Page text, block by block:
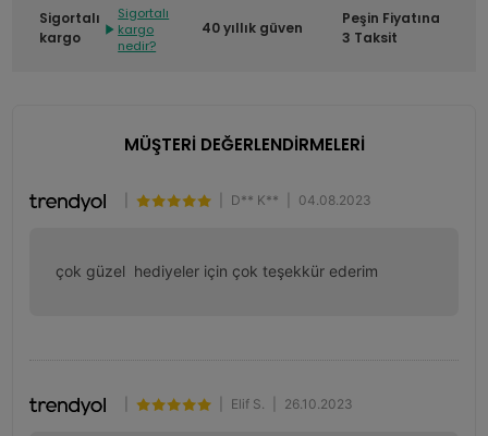
Sigortalı
kargo
Sigortalı
kargo
nedir?
40 yıllık güven
Peşin Fiyatına
3 Taksit
MÜŞTERİ DEĞERLENDİRMELERİ
D** K** 04.08.2023
çok güzel  hediyeler için çok teşekkür ederim
Elif S. 26.10.2023